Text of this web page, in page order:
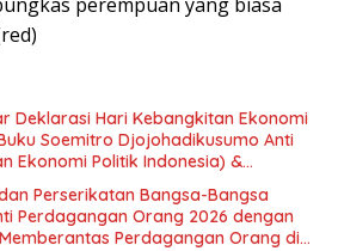
Deklarasi Hari Kebangkitan Ekonomi
Soemitro Djojohadikusumo Anti
Ekonomi Politik Indonesia) &
Undang-Undang Perekonomian
Sosial dalam Menata Bangsa
2045”,
Perserikatan Bangsa-Bangsa
Perdagangan Orang 2026 dengan
Perdagangan Orang di